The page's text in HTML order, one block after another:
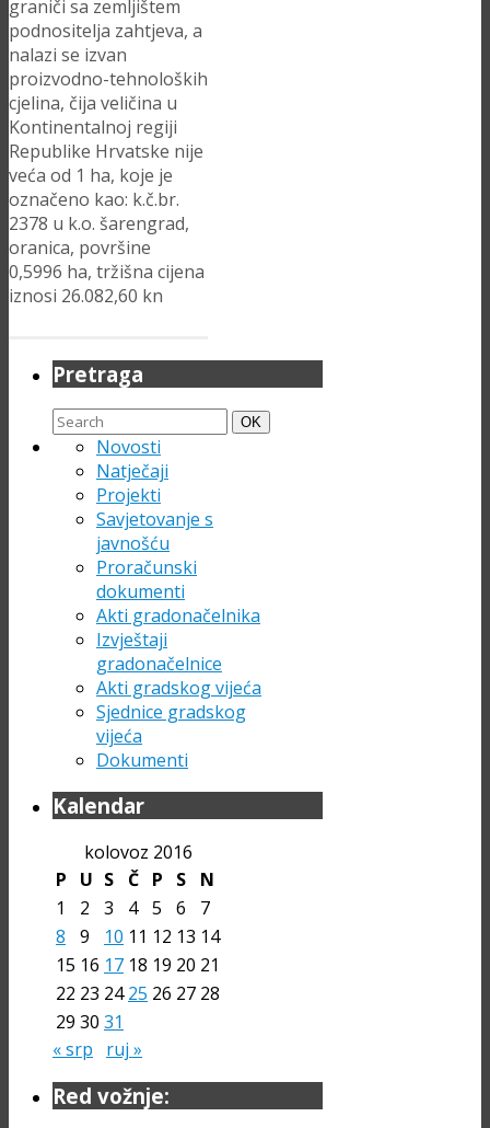
graniči sa zemljištem
podnositelja zahtjeva, a
nalazi se izvan
proizvodno-tehnoloških
cjelina, čija veličina u
Kontinentalnoj regiji
Republike Hrvatske nije
veća od 1 ha, koje je
označeno kao: k.č.br.
2378 u k.o. šarengrad,
oranica, površine
0,5996 ha, tržišna cijena
iznosi 26.082,60 kn
Pretraga
Search
for:
Search
OK
Novosti
Natječaji
Projekti
Savjetovanje s
javnošću
Proračunski
dokumenti
Akti gradonačelnika
Izvještaji
gradonačelnice
Akti gradskog vijeća
Sjednice gradskog
vijeća
Dokumenti
Kalendar
kolovoz 2016
P
U S Č P S
N
1
2 3 4 5 6
7
8
9 10 11 12 13 14
15 16 17 18 19 20 21
22 23 24 25 26 27 28
29 30 31
« srp
ruj »
Red vožnje: